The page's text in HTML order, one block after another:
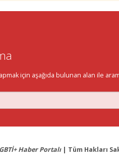
için aşağıda bulunan alan ile
Haber Portalı| Tüm Hakları